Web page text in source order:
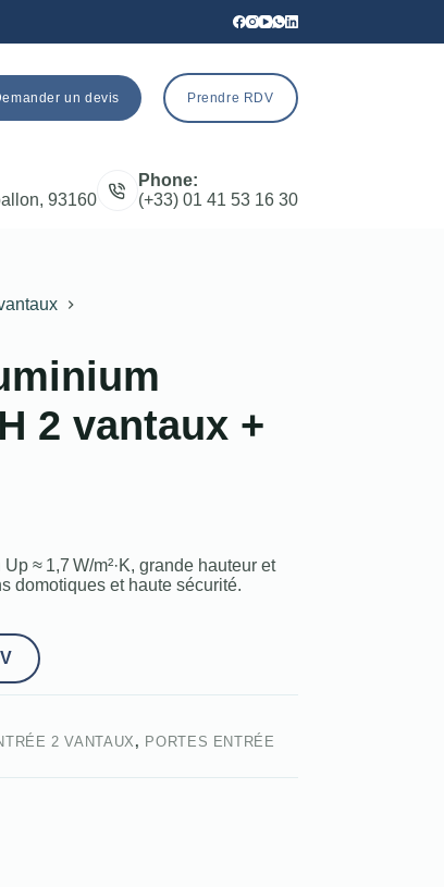
un devis Prendre RDV
93160
Phone:
(+33) 01 41 53 16 30
2 vantaux +
≈ 1,7 W/m²·K, grande hauteur et
domotiques et haute sécurité.
2 VANTAUX, PORTES ENTRÉE